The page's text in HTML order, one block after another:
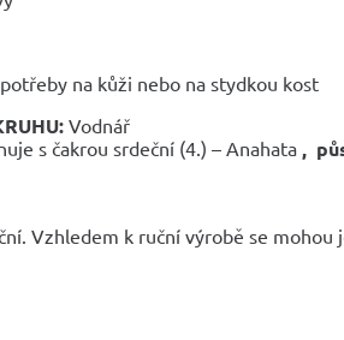
na kůži nebo na stydkou kost
Vodnář
s čakrou srdeční (4.) – Anahata ,
Vzhledem k ruční výrobě se